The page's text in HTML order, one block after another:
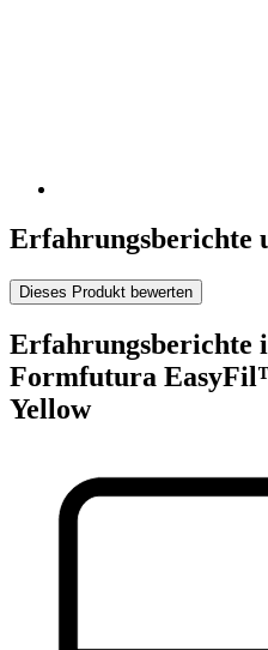
Erfahrungsberichte
Dieses Produkt bewerten
Erfahrungsberichte
Formfutura
Yellow